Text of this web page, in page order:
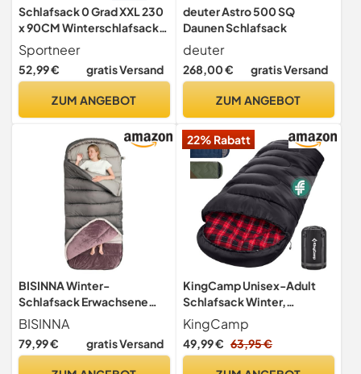
Schlafsack 0 Grad XXL 230
x 90CM Winterschlafsack
mit Abnehmbarer Kapuze
und weichem Kristallsamt-
Futter für Erwachsene
Sportneer
52,99 € gratis Versand
ZUM ANGEBOT
deuter Astro 500 SQ
Daunen Schlafsack
deuter
268,00 € gratis Versand
ZUM ANGEBOT
BISINNA Winter-
Schlafsack Erwachsene
0°C Komfortzone
BISINNA
79,99 € gratis Versand
22% Rabatt
KingCamp Unisex-Adult
Schlafsack Winter,
Everyday 4 Jahreszeiten
Schwarz-L-Zip, Komfort:
7°C Limit: 2°C Extrem:
KingCamp
49,99 € 63,95 €